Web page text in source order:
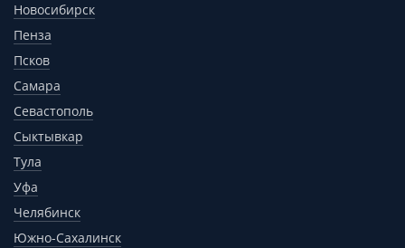
Новосибирск
Пенза
Псков
Самара
Севастополь
Сыктывкар
Тула
Уфа
Челябинск
Южно-Сахалинск